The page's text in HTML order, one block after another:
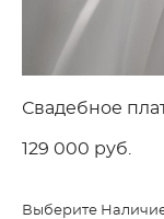
Свадебное
129 000 pуб.
Выберите